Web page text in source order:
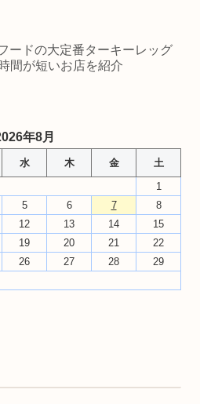
ードの大定番ターキーレッグ
間が短いお店を紹介
年8月
水 木 金
土
1
5 6 7
8
12 13 14
15
19 20 21
22
26 27 28
29